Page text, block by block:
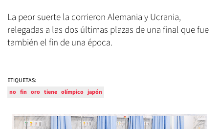
La peor suerte la corrieron Alemania y Ucrania,
relegadas a las dos últimas plazas de una final que fue
también el fin de una época.
ETIQUETAS:
no fin oro tiene olímpico japón